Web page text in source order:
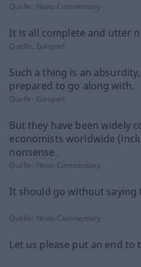
Quelle: News-Commentary
It is all complete and utter
Quelle: Europarl
Such a thing is an
prepared to go along with.
Quelle: Europarl
But they have been widely
economists worldwide
nonsense.
Quelle: News-Commentary
It should go without saying
Quelle: News-Commentary
Let us please put an end to